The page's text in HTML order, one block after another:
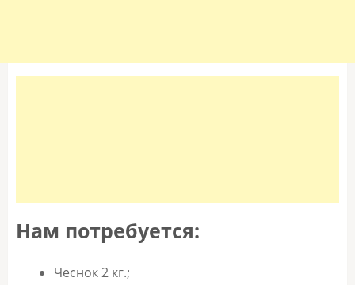
Нам потребуется:
Чеснок 2 кг.;